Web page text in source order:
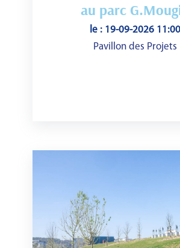
au parc
le : 19-09-2026 11:00
Pavillon des Projets